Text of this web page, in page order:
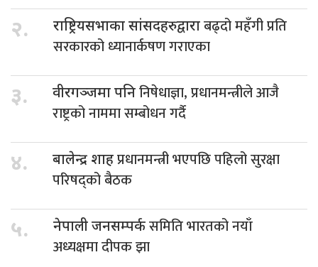
२. राष्ट्रियसभाका सांसदहरुद्वाराबढ्दो महँगी प्रति
सरकारको ध्यानार्कषण गराएका
३. वीरगञ्जमा पनिनिषेधाज्ञा, प्रधानमन्त्रीले आजै
राष्ट्रको नाममा सम्बोधन गर्दै
४. बालेन्द्र शाहप्रधानमन्त्री भएपछि पहिलो सुरक्षा
परिषद्को बैठक
५. नेपाली जनसम्पर्कसमिति भारतको नयाँ
अध्यक्षमा दीपक झा